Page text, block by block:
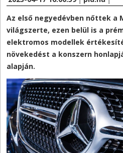
Az első negyedévben nőttek a
világszerte, ezen belül is a
elektromos modellek
növekedést a konszern
alapján.